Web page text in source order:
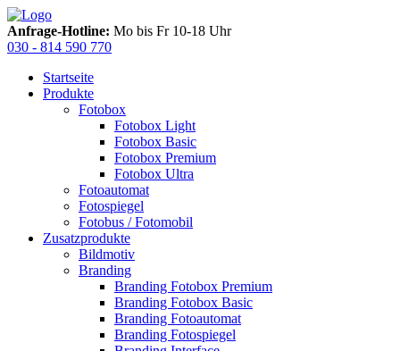
Anfrage-Hotline: Mo bis Fr 10-18 Uhr
030 - 814 590 770
Startseite
Produkte
Fotobox
Fotobox Light
Fotobox Basic
Fotobox Premium
Fotobox Ultra
Fotoautomat
Fotospiegel
Fotobus / Fotomobil
Zusatzprodukte
Bildmotiv
Branding
Branding Fotobox Premium
Branding Fotobox Basic
Branding Fotoautomat
Branding Fotospiegel